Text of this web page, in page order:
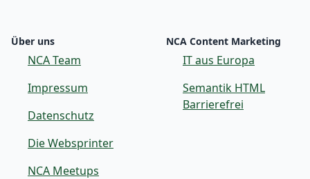
Über uns
NCA Team
Impressum
Datenschutz
Die Websprinter
NCA Meetups
NCA Content Marketing
IT aus Europa
Semantik HTML
Barrierefrei